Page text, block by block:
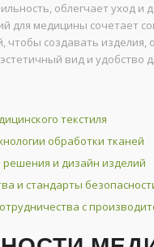
облегчает уход
для медицины сочетает
чтобы создавать
вид и удобство
текстиля
обработки тканей
и дизайн изделий
и стандарты
с